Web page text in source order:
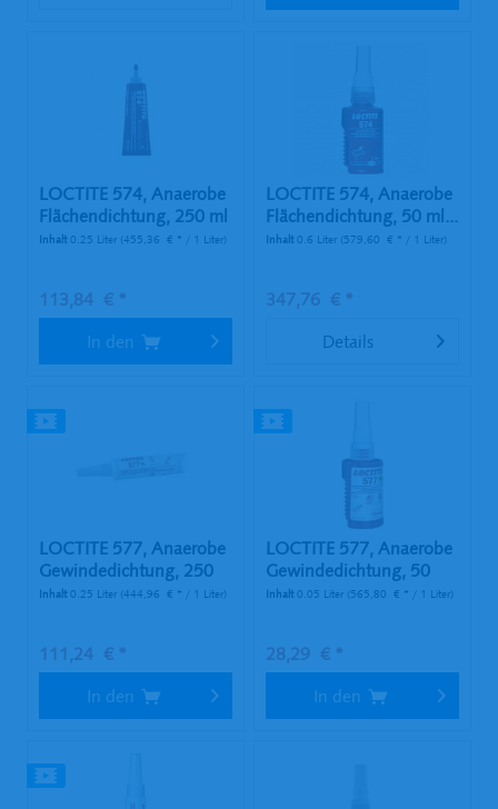
LOCTITE 574, Anaerobe
Flächendichtung, 250 ml
Tube
Inhalt0.25 Liter (455,36 € * / 1 Liter)
113,84 € *
In den
LOCTITE 574, Anaerobe
Flächendichtung, 50 ml...
Inhalt0.6 Liter (579,60 € * / 1 Liter)
347,76 € *
Details
LOCTITE 577, Anaerobe
Gewindedichtung, 250
ml Tube
Inhalt0.25 Liter (444,96 € * / 1 Liter)
111,24 € *
In den
LOCTITE 577, Anaerobe
Gewindedichtung, 50
ml...
Inhalt0.05 Liter (565,80 € * / 1 Liter)
28,29 € *
In den